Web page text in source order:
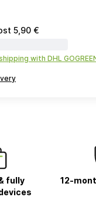
5,90 €
with DHL
fully
12-